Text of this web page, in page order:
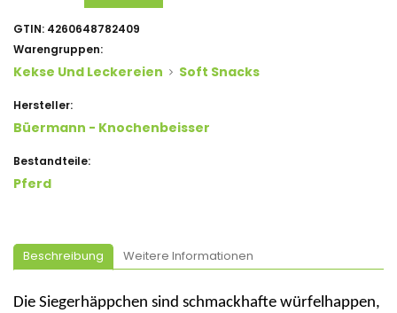
GTIN: 4260648782409
Warengruppen:
Kekse Und Leckereien Soft Snacks
Hersteller:
Büermann - Knochenbeisser
Bestandteile:
Pferd
Beschreibung Weitere Informationen
Die Siegerhäppchen sind schmackhafte würfelhappen,